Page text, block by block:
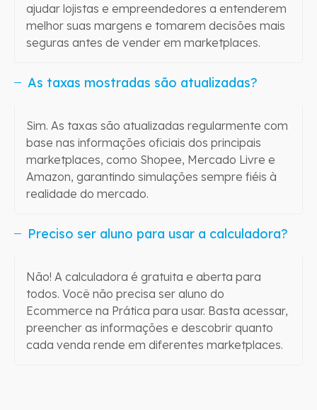
ajudar lojistas e empreendedores a entenderem
melhor suas margens e tomarem decisões mais
seguras antes de vender em marketplaces.
As taxas mostradas são atualizadas?
Sim. As taxas são atualizadas regularmente com
base nas informações oficiais dos principais
marketplaces, como Shopee, Mercado Livre e
Amazon, garantindo simulações sempre fiéis à
realidade do mercado.
Preciso ser aluno para usar a calculadora?
Não! A calculadora é gratuita e aberta para
todos. Você não precisa ser aluno do
Ecommerce na Prática para usar. Basta acessar,
preencher as informações e descobrir quanto
cada venda rende em diferentes marketplaces.